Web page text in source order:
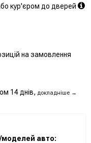
кур'єром до дверей
на замовлення
14 днів, докладніше →
моделей авто: